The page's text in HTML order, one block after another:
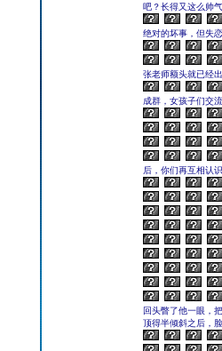
吧？长得又这么帅
绝对的坏事，但失
张老师额头就已经
成群，女孩子们交
后，你们再互相认
回头瞥了他一眼，
顶得半倾斜之后，